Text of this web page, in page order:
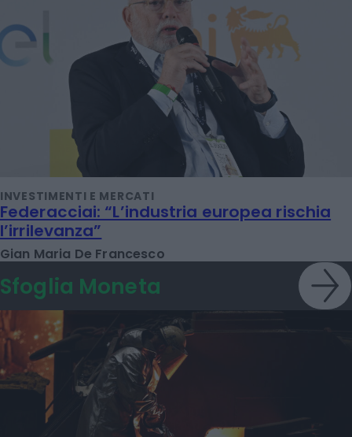
INVESTIMENTI E MERCATI
Federacciai: “L’industria europea rischia
l’irrilevanza”
Gian Maria De Francesco
Sfoglia Moneta